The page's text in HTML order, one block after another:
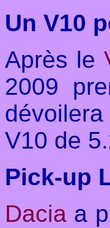
Un V10
Après le
2009
V10 de
Pick-up
Dacia a